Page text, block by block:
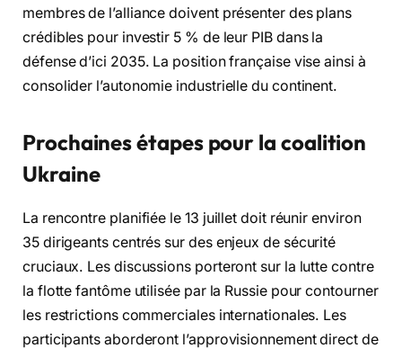
membres de l’alliance doivent présenter des plans
crédibles pour investir 5 % de leur PIB dans la
défense d’ici 2035. La position française vise ainsi à
consolider l’autonomie industrielle du continent.
Prochaines étapes pour la coalition
Ukraine
La rencontre planifiée le 13 juillet doit réunir environ
35 dirigeants centrés sur des enjeux de sécurité
cruciaux. Les discussions porteront sur la lutte contre
la flotte fantôme utilisée par la Russie pour contourner
les restrictions commerciales internationales. Les
participants aborderont l’approvisionnement direct de